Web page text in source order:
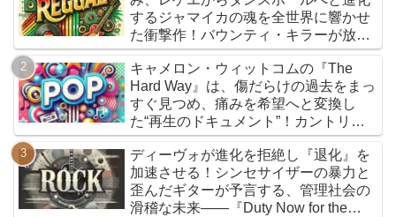
するジャマイカの魂を全世界に響かせ
た衝撃作！バウンティ・キラーが放つ
『Bounty Killer』は、貧者の代弁者と
しての信念と、爆音でしか語れないリ
アルな真実を詰め込んだ決定的アルバ
ムだ
キャメロン・ウィットコムの『The
Hard Way』は、傷だらけの過去をまっ
すぐ見つめ、痛みを希望へと変換し
た“再生のドキュメント”！カントリー
とフォークを軸に、荒削りな衝動と繊
細な感情が交差するサウンドは、人生
の遠回りさえも価値ある物語へと昇華
していく
ディーヴォが進化を拒絶し『退化』を
加速させる！シンセサイザーの暴力と
歪んだギターが予言する、管理社会の
滑稽な未来――『Duty Now for the